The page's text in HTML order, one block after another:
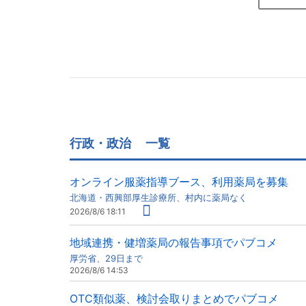
行政・政治 一覧
オンライン服薬指導ブース、利用薬局を募集
北海道・西興部厚生診療所、村内に薬局なく
2026/8/6 18:11
地域連携・健増薬局の報告事項でパブコメ
厚労省、29日まで
2026/8/6 14:53
OTC類似薬、検討会取りまとめでパブコメ